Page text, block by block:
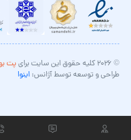
© ۲۰۲۶ کلیه حقوق این سایت برای پت
طراحی و توسعه توسط آژانس: اینوا